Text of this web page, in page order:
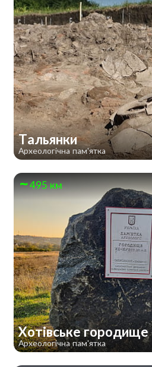
Тальянки
Археологічна пам'ятка
495 км
Хотівське городище
Археологічна пам'ятка